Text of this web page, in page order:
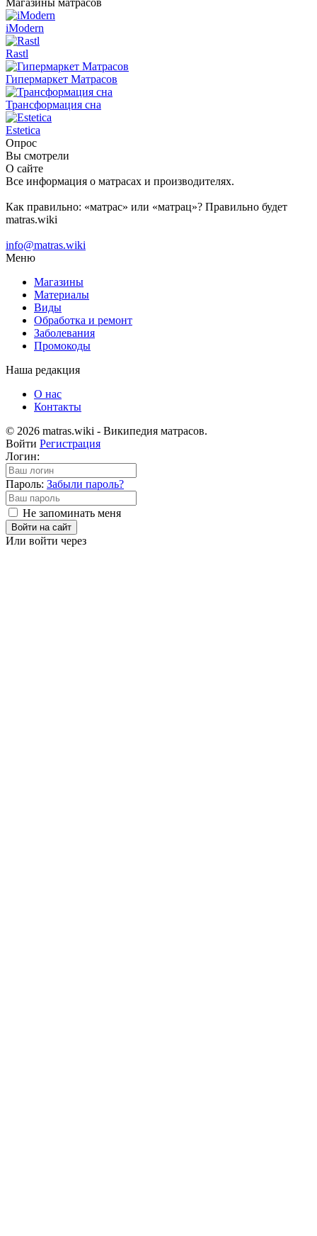
Магазины матрасов
iModern
Rastl
Гипермаркет Матрасов
Трансформация сна
Estetica
Опрос
Вы смотрели
О сайте
Все информация о матрасах и производителях.
Как правильно: «матрас» или «матрац»? Правильно будет
matras.wiki
info@matras.wiki
Меню
Магазины
Материалы
Виды
Обработка и ремонт
Заболевания
Промокоды
Наша редакция
О нас
Контакты
© 2026 matras.wiki - Википедия матрасов.
Войти Регистрация
Логин:
Пароль: Забыли пароль?
Не запоминать меня
Войти на сайт
Или войти через